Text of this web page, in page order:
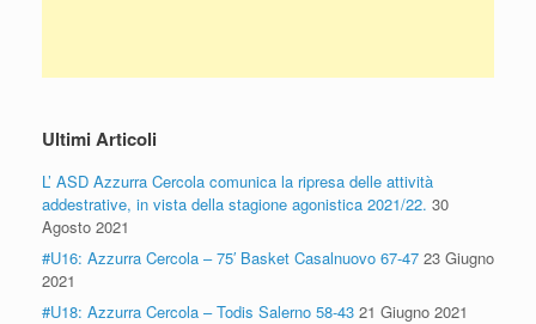
Ultimi Articoli
L’ ASD Azzurra Cercola comunica la ripresa delle attività
addestrative, in vista della stagione agonistica 2021/22. 30
Agosto 2021
#U16: Azzurra Cercola – 75′ Basket Casalnuovo 67-47 23 Giugno
2021
#U18: Azzurra Cercola – Todis Salerno 58-43 21 Giugno 2021